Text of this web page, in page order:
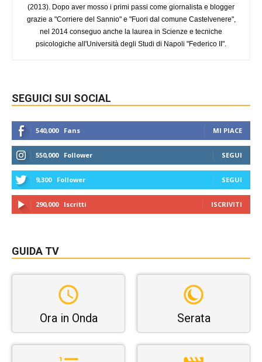
(2013). Dopo aver mosso i primi passi come giornalista e blogger
grazie a "Corriere del Sannio" e "Fuori dal comune Castelvenere",
nel 2014 conseguo anche la laurea in Scienze e tecniche
psicologiche all'Università degli Studi di Napoli "Federico II".
SEGUICI SUI SOCIAL
540,000 Fans MI PIACE
550,000 Follower SEGUI
9,300 Follower SEGUI
290,000 Iscritti ISCRIVITI
GUIDA TV
Ora in Onda Serata